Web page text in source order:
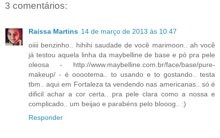
3 comentários:
Raissa Martins 14 de março de 2013 às 10:47
oiiii benzinho.. hihihi saudade de você marimoon.. ah você
já testou aquela linha da maybelline de base e pó pra pele
oleosa - http://www.maybelline.com.br/face/base/pure-
makeup/ - é ooootema.. to usando e to gostando.. testa
tbm.. aqui em Fortaleza ta vendendo nas americanas.. só é
dificil achar a cor certa.. pra pele clara como a nossa e
complicado.. um beijao e parabéns pelo blooog.. :)
Responder